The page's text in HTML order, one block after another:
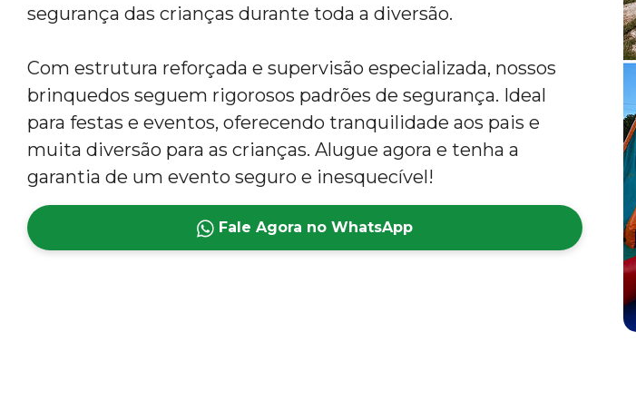
segurança das crianças durante toda a diversão.
Com estrutura reforçada e supervisão especializada, nossos
brinquedos seguem rigorosos padrões de segurança. Ideal
para festas e eventos, oferecendo tranquilidade aos pais e
muita diversão para as crianças. Alugue agora e tenha a
garantia de um evento seguro e inesquecível!
Fale Agora no WhatsApp